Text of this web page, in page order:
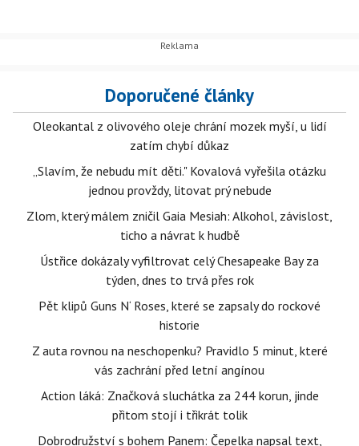
Doporučené články
Oleokantal z olivového oleje chrání mozek myší, u lidí
zatím chybí důkaz
„Slavím, že nebudu mít děti." Kovalová vyřešila otázku
jednou provždy, litovat prý nebude
Zlom, který málem zničil Gaia Mesiah: Alkohol, závislost,
ticho a návrat k hudbě
Ústřice dokázaly vyfiltrovat celý Chesapeake Bay za
týden, dnes to trvá přes rok
Pět klipů Guns N‘ Roses, které se zapsaly do rockové
historie
Z auta rovnou na neschopenku? Pravidlo 5 minut, které
vás zachrání před letní angínou
Action láká: Značková sluchátka za 244 korun, jinde
přitom stojí i třikrát tolik
Dobrodružství s bohem Panem: Čepelka napsal text,